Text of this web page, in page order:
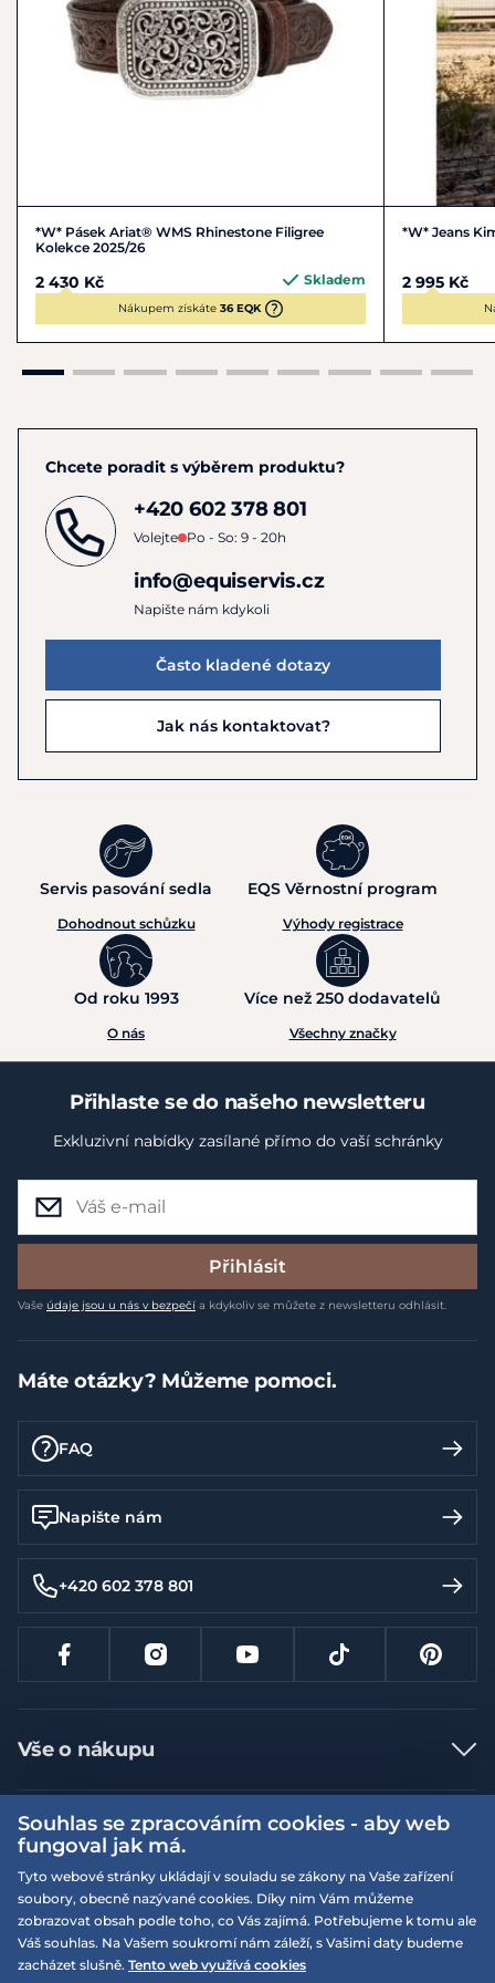
*W* Pásek Ariat® WMS Rhinestone Filigree
Kolekce 2025/26
2 430 Kč Skladem
Nákupem získáte 36 EQK
*W* Jeans
2 995 Kč
Chcete poradit s výběrem produktu?
+420 602 378 801
Volejte Po - So: 9 - 20h
info@equiservis.cz
Napište nám kdykoli
Často kladené dotazy
Jak nás kontaktovat?
Servis pasování sedla
Dohodnout schůzku
EQS Věrnostní program
Výhody registrace
Od roku 1993
O nás
Více než 250 dodavatelů
Všechny značky
Přihlaste se do našeho newsletteru
Exkluzivní nabídky zasílané přímo do vaší schránky
Přihlásit
Vaše údaje jsou u nás v bezpečí a kdykoliv se můžete z newsletteru odhlásit.
Máte otázky? Můžeme pomoci.
FAQ
Napište nám
+420 602 378 801
Vše o nákupu
Jak nakupovat
Nejčastější dotazy
Doprava a platba
Vrácení a výměna zboží
Reklamace
Velikostní tabulky
Více informací
Obchodní podmínky
Podmínky EQS věrnostního klubu
On-line katalogy
Naše prodejny
EQS Rudná
Souhlas se zpracováním cookies - aby web
fungoval jak má.
Tyto webové stránky ukládají v souladu se zákony na Vaše zařízení
soubory, obecně nazývané cookies. Díky nim Vám můžeme
zobrazovat obsah podle toho, co Vás zajímá. Potřebujeme k tomu ale
Váš souhlas. Na Vašem soukromí nám záleží, s Vašimi daty budeme
zacházet slušně. Tento web využívá cookies